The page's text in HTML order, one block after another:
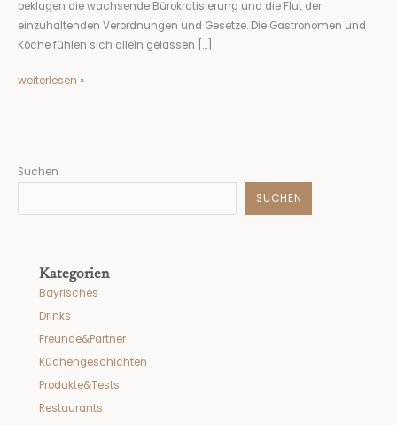
beklagen die wachsende Bürokratisierung und die Flut der
einzuhaltenden Verordnungen und Gesetze. Die Gastronomen und
Köche fühlen sich allein gelassen […]
weiterlesen »
Suchen
SUCHEN
Kategorien
Bayrisches
Drinks
Freunde&Partner
Küchengeschichten
Produkte&Tests
Restaurants